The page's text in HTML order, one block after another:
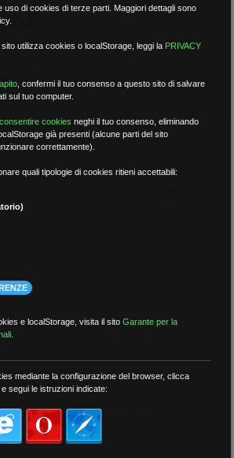
filtri
uso di cookies di terze parti. Maggiori dettagli sono
utilizza cookies o localStorage, leggi la PRIVACY
,confermi il tuo consenso a questo sito di salvare
sul tuo computer.
cookies neghi il tuo consenso, eliminando
già presenti (alcune parti del sito
correttamente).
quali tipologie di cookies ritieni accettabili:
e localStorage, visita il sitoGarante per la
mediante la configurazione del browser, clicca
segui le istruzioni indicate: